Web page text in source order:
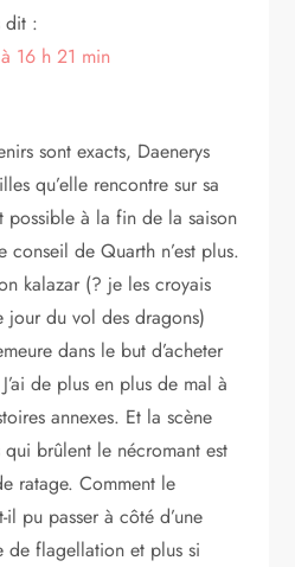
dit :
16 h 21 min
sont exacts, Daenerys
qu’elle rencontre sur sa
possible à la fin de la saison
conseil de Quarth n’est plus.
kalazar (? je les croyais
jour du vol des dragons)
dans le but d’acheter
de plus en plus de mal à
annexes. Et la scène
brûlent le nécromant est
ratage. Comment le
il pu passer à côté d’une
de flagellation et plus si